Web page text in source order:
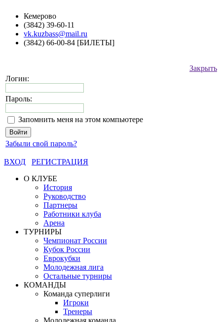
Кемерово
(3842) 39-60-11
vk.kuzbass@mail.ru
(3842) 66-00-84 [БИЛЕТЫ]
Закрыть
Логин:
Пароль:
Запомнить меня на этом компьютере
Забыли свой пароль?
ВХОД
РЕГИСТРАЦИЯ
О КЛУБЕ
История
Руководство
Партнеры
Работники клуба
Арена
ТУРНИРЫ
Чемпионат России
Кубок России
Еврокубки
Молодежная лига
Остальные турниры
КОМАНДЫ
Команда суперлиги
Игроки
Тренеры
Молодежная команда